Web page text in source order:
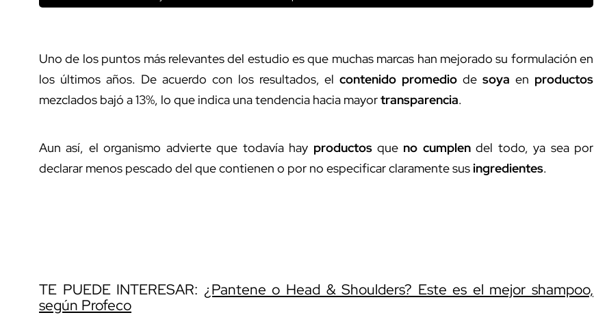
Uno de los puntos más relevantes del estudio es que muchas marcas han mejorado su formulación en
los últimos años. De acuerdo con los resultados, elcontenido promedio desoya en productos
mezclados bajó a 13%, lo que indica una tendencia hacia mayortransparencia.
Aun así, el organismo advierte que todavía hay productosque no cumplendel todo, ya sea por
declarar menos pescado del que contienen o por no especificar claramente susingredientes.
TE PUEDE INTERESAR: ¿Pantene o Head & Shoulders? Este es el mejor shampoo,
según Profeco